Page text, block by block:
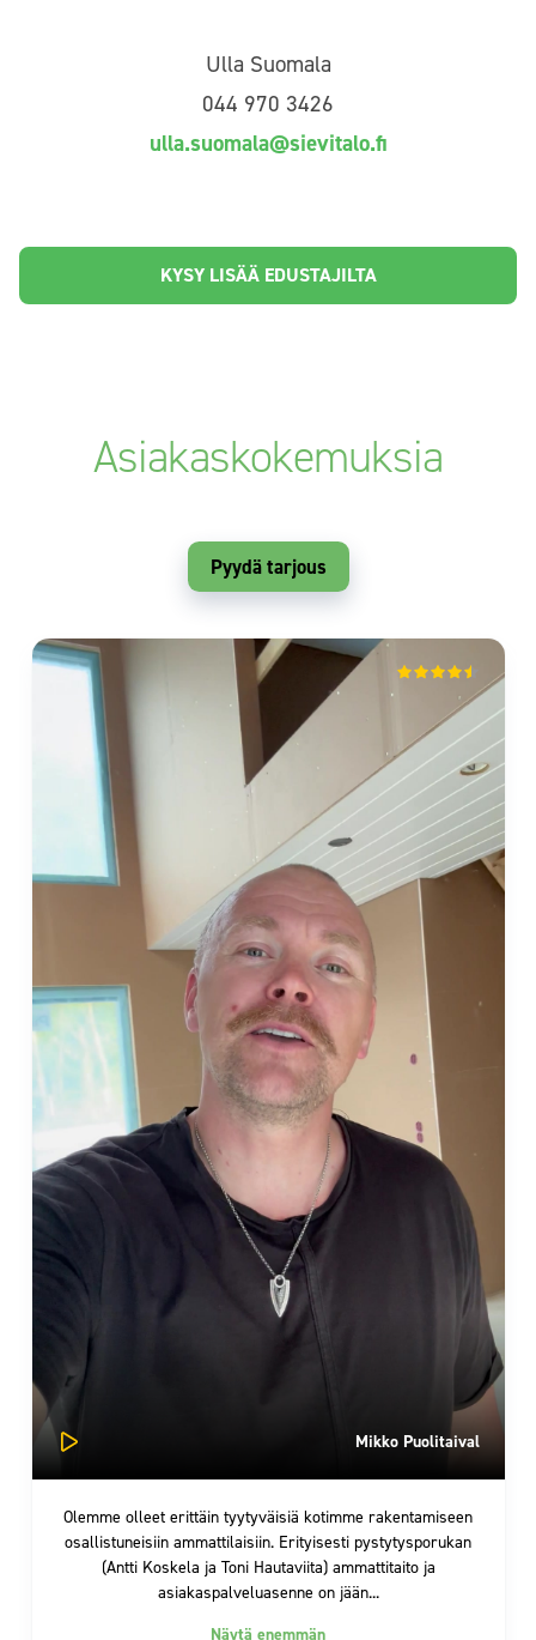
Ulla Suomala
044 970 3426
ulla.suomala@sievitalo.fi
KYSY LISÄÄ EDUSTAJILTA
Asiakaskokemuksia
Pyydä tarjous
mika vuorio
2 months ago
Sievitalo vaikuttaa luotettavalta toimijalta.